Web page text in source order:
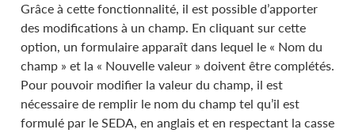
Grâce à cette fonctionnalité, il est possible d’apporter
des modifications à un champ. En cliquant sur cette
option, un formulaire apparaît dans lequel le « Nom du
champ » et la « Nouvelle valeur » doivent être complétés.
Pour pouvoir modifier la valeur du champ, il est
nécessaire de remplir le nom du champ tel qu’il est
formulé par le SEDA, en anglais et en respectant la casse